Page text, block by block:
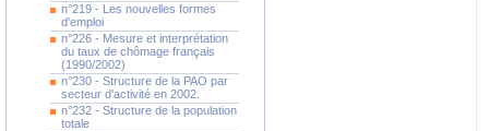
n°219 - Les nouvelles formes
d'emploi
n°226 - Mesure et interprétation
du taux de chômage français
(1990/2002)
n°230 - Structure de la PAO par
secteur d'activité en 2002.
n°232 - Structure de la population
totale